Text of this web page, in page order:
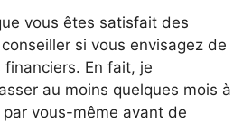
vous êtes satisfait des
si vous envisagez de
En fait, je
au moins quelques mois à
vous-même avant de